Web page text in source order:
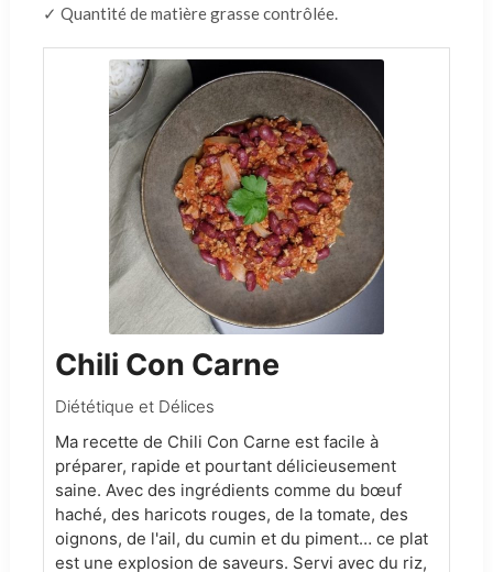
✓ Quantité de matière grasse contrôlée.
Chili Con Carne
Diététique et Délices
Ma recette de Chili Con Carne est facile à
préparer, rapide et pourtant délicieusement
saine. Avec des ingrédients comme du bœuf
haché, des haricots rouges, de la tomate, des
oignons, de l'ail, du cumin et du piment… ce plat
est une explosion de saveurs. Servi avec du riz,